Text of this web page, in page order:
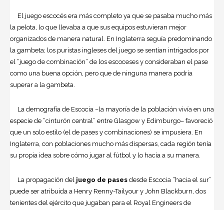
El juego escocés era más completo ya que se pasaba mucho más
la pelota, lo que llevaba a que sus equipos estuvieran mejor
organizados de manera natural. En Inglaterra seguía predominando
la gambeta; los puristas ingleses del juego se sentían intrigados por
el “juego de combinación” de los escoceses y consideraban el pase
como una buena opción, pero que de ninguna manera podría
superar a la gambeta.
La demografía de Escocia –la mayoría de la población vivía en una
especie de “cinturón central” entre Glasgow y Edimburgo– favoreció
que un solo estilo (el de pases y combinaciones) se impusiera. En
Inglaterra, con poblaciones mucho más dispersas, cada región tenía
su propia idea sobre cómo jugar al fútbol y lo hacía a su manera.
La propagación del juego de pases desde Escocia “hacia el sur”
puede ser atribuida a Henry Renny-Tailyour y John Blackburn, dos
tenientes del ejército que jugaban para el Royal Engineers de